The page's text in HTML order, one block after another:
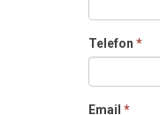
Telefon *
Email *